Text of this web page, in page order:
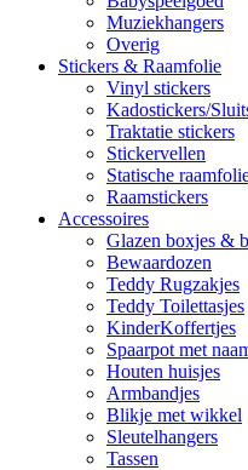
Muziekhangers
Overig
Stickers & Raamfolie
Vinyl stickers
Kadostickers/
Traktatie stickers
Stickervellen
Statische
Raamstickers
Accessoires
Glazen boxjes &
Bewaardozen
Teddy Rugzakjes
Teddy Toilettasjes
KinderKoffertjes
Spaarpot met
Houten huisjes
Armbandjes
Blikje met wikkel
Sleutelhangers
Tassen